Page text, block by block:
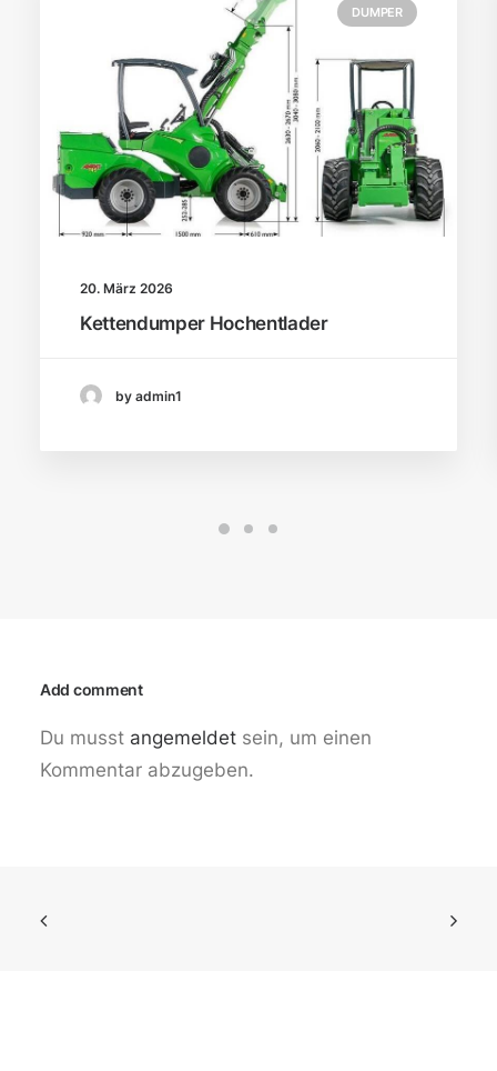
DUMPER
20. März 2026
Kettendumper Hochentlader
by admin1
Add comment
Du musst angemeldet sein, um einen
Kommentar abzugeben.